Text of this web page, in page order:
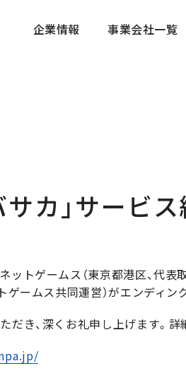
企業情報
事業会社一覧
サカ」サービ
トゲームス（東京都港区、代表
ゲームス共同運営）がエンディ
き、深くお礼申し上げます。詳